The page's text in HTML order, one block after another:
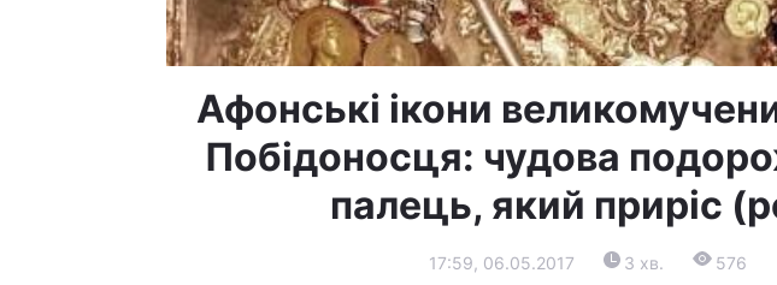
Афонські ікони
Побідоносця: чудова
палець, який приріс
17:59, 06.05.2017 3 хв. 576